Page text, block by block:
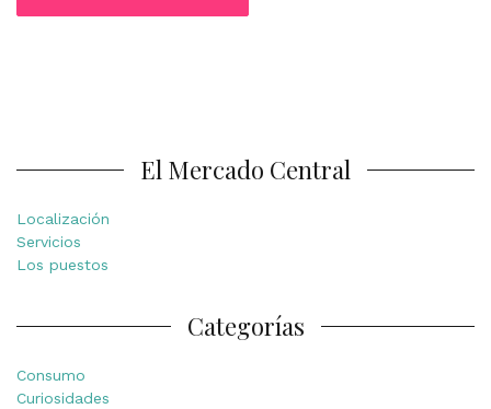
El Mercado Central
Localización
Servicios
Los puestos
Categorías
Consumo
Curiosidades